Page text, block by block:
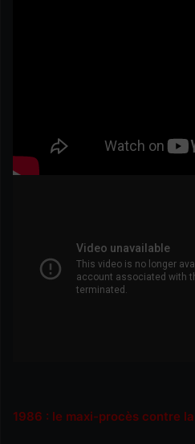
1986 : le maxi-procès contre